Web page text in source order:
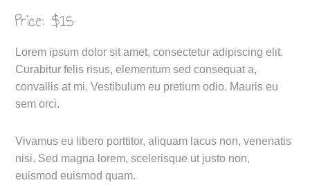
Price: $15
Lorem ipsum dolor sit amet, consectetur adipiscing elit.
Curabitur felis risus, elementum sed consequat a,
convallis at mi. Vestibulum eu pretium odio. Mauris eu
sem orci.
Vivamus eu libero porttitor, aliquam lacus non, venenatis
nisi. Sed magna lorem, scelerisque ut justo non,
euismod euismod quam.